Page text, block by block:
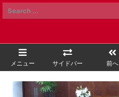
メニュー サイドバー 前へ